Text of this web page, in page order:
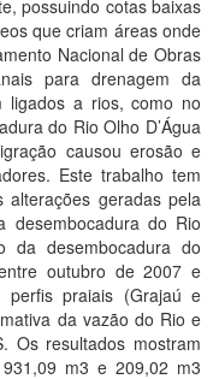
possuindo cotas baixas
que criam áreas onde
Nacional de Obras
para drenagem da
ligados a rios, como no
do Rio Olho D’Água
causou erosão e
Este trabalho tem
alterações geradas pela
desembocadura do Rio
da desembocadura do
outubro de 2007 e
praiais (Grajaú e
da vazão do Rio e
Os resultados mostram
m3 e 209,02 m3